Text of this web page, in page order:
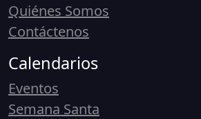
Quiénes Somos
Contáctenos
Calendarios
Eventos
Semana Santa